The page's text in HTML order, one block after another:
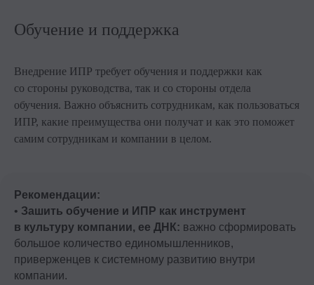
Обучение и поддержка
Внедрение ИПР требует обучения и поддержки как
со стороны руководства, так и со стороны отдела
обучения. Важно объяснить сотрудникам, как пользоваться
ИПР, какие преимущества они получат и как это поможет
самим сотрудникам и компании в целом.
Рекомендации:
• Зашить обучение и ИПР как инструмент
в культуру компании, ее ДНК: важно сформировать
большое количество единомышленников,
приверженцев к системному развитию внутри
компании.
Хотите усилить свою экспертизу?
Регистрируйтесь на наши
бесплатные открытые уроки →